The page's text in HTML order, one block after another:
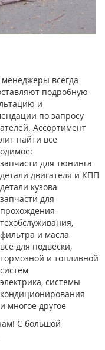
всегда
подробную
и
по запросу
Ассортимент
найти все
запчасти для тюнинга
детали двигателя и КПП
детали кузова
запчасти для
прохождения
техобслуживания,
фильтра и масла
всё для подвески,
тормозной и топливной
систем
электрика, системы
кондиционирования
и многое другое
С большой